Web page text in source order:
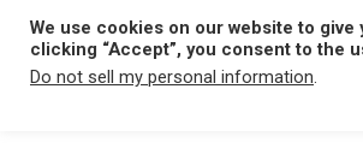
content
We use cookies on our website to
clicking “Accept”, you consent to the
Do not sell my personal information.